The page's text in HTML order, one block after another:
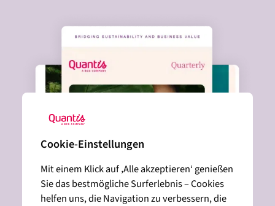
Cookie-Einstellungen
Mit einem Klick auf ‚Alle akzeptieren‘ genießen
Sie das bestmögliche Surferlebnis – Cookies
helfen uns, die Navigation zu verbessern, die